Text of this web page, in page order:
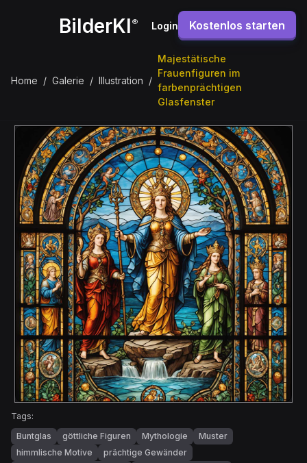
BilderKI® Login Kostenlos starten
Home / Galerie / Illustration /
Majestätische
Frauenfiguren im
farbenprächtigen
Glasfenster
Tags:
Buntglas
göttliche Figuren Mythologie
Muster
himmlische Motive
prächtige Gewänder